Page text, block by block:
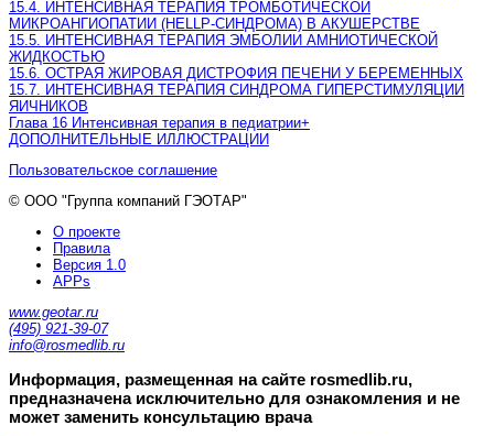
15.4. ИНТЕНСИВНАЯ ТЕРАПИЯ ТРОМБОТИЧЕСКОЙ
МИКРОАНГИОПАТИИ (HELLP-СИНДРОМА) В АКУШЕРСТВЕ
15.5. ИНТЕНСИВНАЯ ТЕРАПИЯ ЭМБОЛИИ АМНИОТИЧЕСКОЙ
ЖИДКОСТЬЮ
15.6. ОСТРАЯ ЖИРОВАЯ ДИСТРОФИЯ ПЕЧЕНИ У БЕРЕМЕННЫХ
15.7. ИНТЕНСИВНАЯ ТЕРАПИЯ СИНДРОМА ГИПЕРСТИМУЛЯЦИИ
ЯИЧНИКОВ
Глава 16 Интенсивная терапия в педиатрии+
ДОПОЛНИТЕЛЬНЫЕ ИЛЛЮСТРАЦИИ
Пользовательское соглашение
© ООО "Группа компаний ГЭОТАР"
О проекте
Правила
Версия 1.0
APPs
www.geotar.ru
(495) 921-39-07
info@rosmedlib.ru
Информация, размещенная на сайте rosmedlib.ru,
предназначена исключительно для ознакомления и не
может заменить консультацию врача